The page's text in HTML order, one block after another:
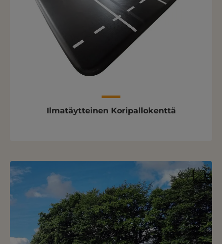
Ilmatäytteinen Koripallokenttä